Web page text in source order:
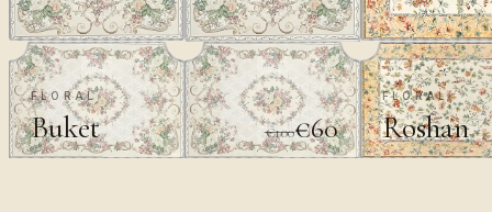
FLORAL
Buket €100€60
FLORAL
Roshan